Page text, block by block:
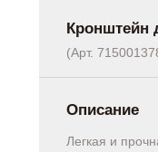
Кронштейн
(Арт.
Описание
Легкая и